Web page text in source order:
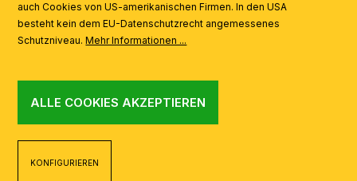
auch Cookies von US-amerikanischen Firmen. In den USA
besteht kein dem EU-Datenschutzrecht angemessenes
Schutzniveau.Mehr Informationen ...
ALLE COOKIES AKZEPTIEREN
KONFIGURIEREN